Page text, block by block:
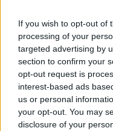
If you wish to opt-out of
processing of your
targeted advertising by
section to confirm your
opt-out request is
interest-based ads
us or personal
your opt-out. You may
disclosure of your
Tento uživatel
fotografií. U
údaje